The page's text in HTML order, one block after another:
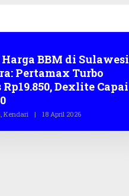
BBM di Sulawesi
Pertamax Turbo
Rp19.850, Dexlite Capai
, Kendari | 18 April 2026O
E